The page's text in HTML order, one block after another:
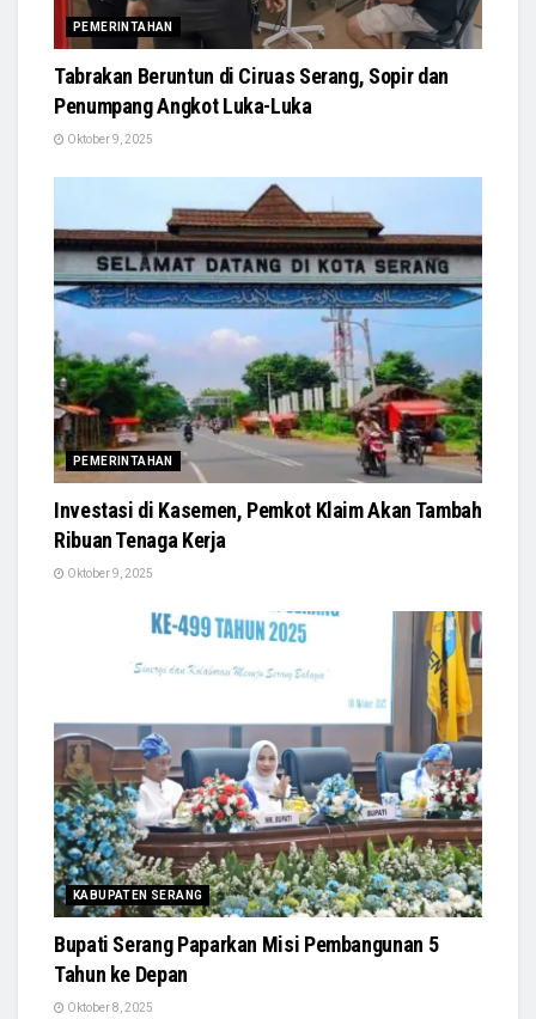
PEMERINTAHAN
Tabrakan Beruntun di Ciruas Serang, Sopir dan
Penumpang Angkot Luka-Luka
Oktober 9, 2025
PEMERINTAHAN
Investasi di Kasemen, Pemkot Klaim Akan Tambah
Ribuan Tenaga Kerja
Oktober 9, 2025
KABUPATEN SERANG
Bupati Serang Paparkan Misi Pembangunan 5
Tahun ke Depan
Oktober 8, 2025